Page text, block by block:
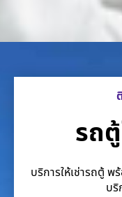
รถ
บริการให้เช่ารถตู้
บริ